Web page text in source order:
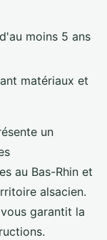
moins 5 ans
matériaux et
un
au Bas-Rhin et
alsacien.
garantit la